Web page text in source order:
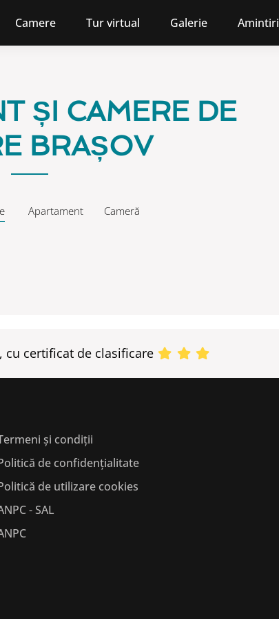
Camere Tur virtual Galerie Amintiri
ȘI CAMERE DE
BRAȘOV
Apartament Cameră
certificat de clasificare
și condiții
de confidențialitate
de utilizare cookies
- SAL